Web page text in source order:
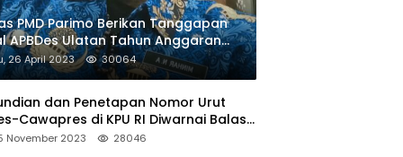
PMD Parimo Berikan Tanggapan
APBDes Ulatan Tahun Anggaran
26 April 2023 30064
dan Penetapan Nomor Urut
Cawapres di KPU RI Diwarnai Balas
November 2023 28046